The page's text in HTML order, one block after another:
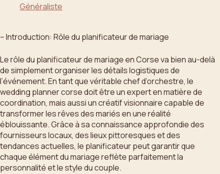
Généraliste
– Introduction: Rôle du planificateur de mariage
Le rôle du planificateur de mariage en Corse va bien au-delà
de simplement organiser les détails logistiques de
l’événement. En tant que véritable chef d’orchestre, le
wedding planner corse doit être un expert en matière de
coordination, mais aussi un créatif visionnaire capable de
transformer les rêves des mariés en une réalité
éblouissante. Grâce à sa connaissance approfondie des
fournisseurs locaux, des lieux pittoresques et des
tendances actuelles, le planificateur peut garantir que
chaque élément du mariage reflète parfaitement la
personnalité et le style du couple.